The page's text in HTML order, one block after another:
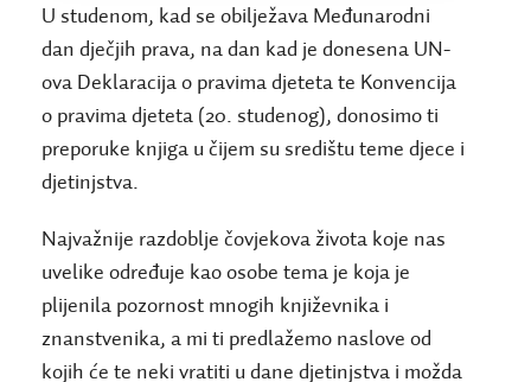
U studenom, kad se obilježava Međunarodni
dan dječjih prava, na dan kad je donesena UN-
ova Deklaracija o pravima djeteta te Konvencija
o pravima djeteta (20. studenog), donosimo ti
preporuke knjiga u čijem su središtu teme djece i
djetinjstva.
Najvažnije razdoblje čovjekova života koje nas
uvelike određuje kao osobe tema je koja je
plijenila pozornost mnogih književnika i
znanstvenika, a mi ti predlažemo naslove od
kojih će te neki vratiti u dane djetinjstva i možda